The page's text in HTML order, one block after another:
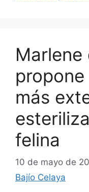
Marlene
más
felina
10 de mayo de
Bajío Celaya